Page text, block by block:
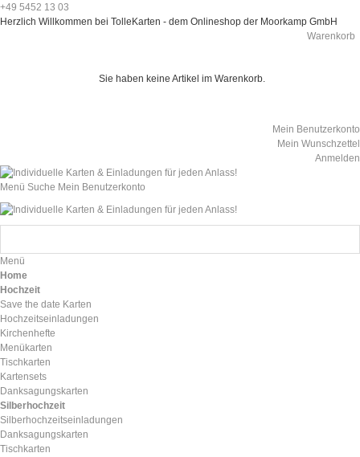
+49 5452 13 03
Herzlich Willkommen bei TolleKarten - dem Onlineshop der Moorkamp GmbH
Warenkorb
Sie haben keine Artikel im Warenkorb.
Mein Benutzerkonto
Mein Wunschzettel
Anmelden
Menü Suche Mein Benutzerkonto
Menü
Home
Hochzeit
Save the date Karten
Hochzeitseinladungen
Kirchenhefte
Menükarten
Tischkarten
Kartensets
Danksagungskarten
Silberhochzeit
Silberhochzeitseinladungen
Danksagungskarten
Tischkarten